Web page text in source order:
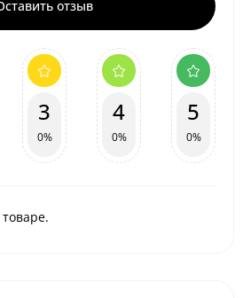
отзыв
3
0%
4
0%
5
0%